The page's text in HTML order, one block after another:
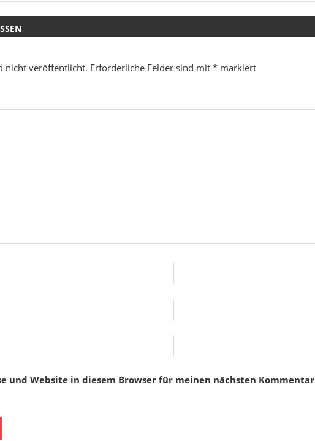
Beitrag:
nicht veröffentlicht. Erforderliche Felder sind mit * markiert
und Website in diesem Browser für meinen nächsten Kommentar